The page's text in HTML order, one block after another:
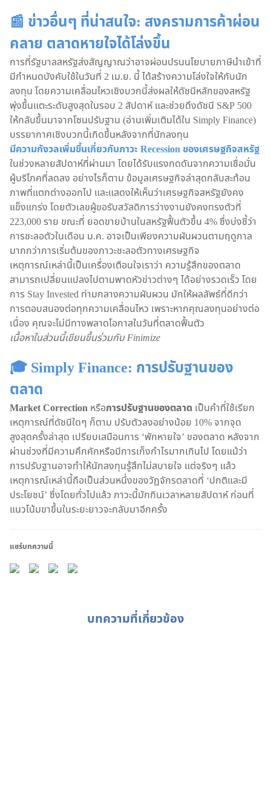
📰 ข่าวอื่นๆ ที่น่าสนใจ: สงครามการค้าผ่อน
คลาย ตลาดหายใจได้โล่งขึ้น
การที่รัฐบาลสหรัฐส่งสัญญาณว่าอาจผ่อนปรนนโยบายภาษีนำเข้าที่
มีกำหนดบังคับใช้ในวันที่ 2 เม.ย. นี้ ได้สร้างความโล่งใจให้กับนัก
ลงทุน โดยความเคลื่อนไหวเชิงบวกนี้ส่งผลให้ดัชนีหลักของสหรัฐ
พุ่งขึ้นแตะระดับสูงสุดในรอบ 2 สัปดาห์ และช่วยดึงดัชนี S&P 500
ให้กลับขึ้นมาจากโซนปรับฐาน (อ่านเพิ่มเติมได้ใน Simply Finance)
บรรยากาศเชิงบวกนี้เกิดขึ้นหลังจากที่นักลงทุน
มีความกังวลเพิ่มขึ้นเกี่ยวกับภาวะ Recession ของเศรษฐกิจสหรัฐ
ในช่วงหลายสัปดาห์ที่ผ่านมา โดยได้รับแรงกดดันจากความเชื่อมั่น
ผู้บริโภคที่ลดลง อย่างไรก็ตาม ข้อมูลเศรษฐกิจล่าสุดกลับสะท้อน
ภาพที่แตกต่างออกไป และแสดงให้เห็นว่าเศรษฐกิจสหรัฐยังคง
แข็งแกร่ง โดยตัวเลขผู้ขอรับสวัสดิการว่างงานยังคงทรงตัวที่
223,000 ราย ขณะที่ ยอดขายบ้านในสหรัฐฟื้นตัวขึ้น 4% ซึ่งบ่งชี้ว่า
การชะลอตัวในเดือน ม.ค. อาจเป็นเพียงความผันผวนตามฤดูกาล
มากกว่าการเริ่มต้นของภาวะชะลอตัวทางเศรษฐกิจ
เหตุการณ์เหล่านี้เป็นเครื่องเตือนใจเราว่า ความรู้สึกของตลาด
สามารถเปลี่ยนแปลงไปตามพาดหัวข่าวต่างๆ ได้อย่างรวดเร็ว โดย
การ Stay Invested ท่ามกลางความผันผวน มักให้ผลลัพธ์ที่ดีกว่า
การตอบสนองต่อทุกความเคลื่อนไหว เพราะหากคุณลงทุนอย่างต่อ
เนื่อง คุณจะไม่มีทางพลาดโอกาสในวันที่ตลาดฟื้นตัว
เนื้อหาในส่วนนี้เขียนขึ้นร่วมกับ Finimize
🎓 Simply Finance: การปรับฐานของ
ตลาด
Market Correction หรือการปรับฐานของตลาด เป็นคำที่ใช้เรียก
เหตุการณ์ที่ดัชนีใดๆ ก็ตาม ปรับตัวลงอย่างน้อย 10% จากจุด
สูงสุดครั้งล่าสุด เปรียบเสมือนการ ‘พักหายใจ’ ของตลาด หลังจาก
ผ่านช่วงที่มีความคึกคักหรือมีการเก็งกำไรมากเกินไป โดยแม้ว่า
การปรับฐานอาจทำให้นักลงทุนรู้สึกไม่สบายใจ แต่จริงๆ แล้ว
เหตุการณ์เหล่านี้ถือเป็นส่วนหนึ่งของวัฏจักรตลาดที่ ‘ปกติและมี
ประโยชน์’ ซึ่งโดยทั่วไปแล้ว ภาวะนี้มักกินเวลาหลายสัปดาห์ ก่อนที่
แนวโน้มขาขึ้นในระยะยาวจะกลับมาอีกครั้ง
แชร์บทความนี้
บทความที่เกี่ยวข้อง